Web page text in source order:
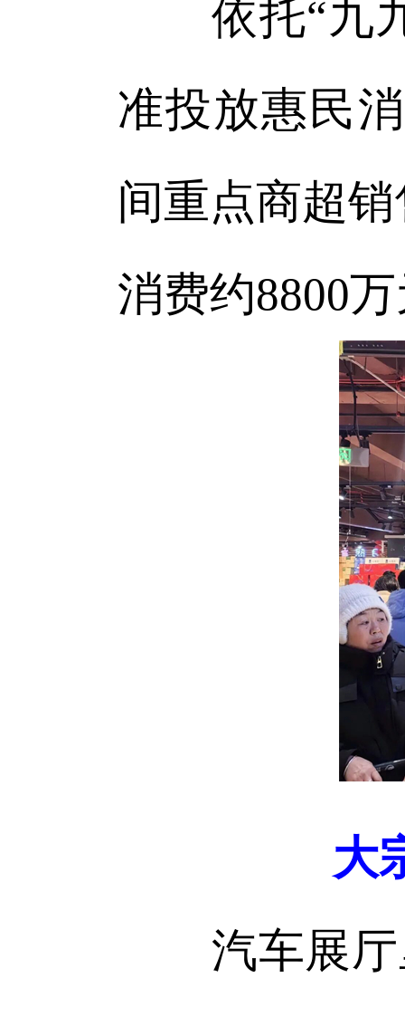
依托“九九
准投放惠民
间重点商超
消费约8800
大
汽车展厅